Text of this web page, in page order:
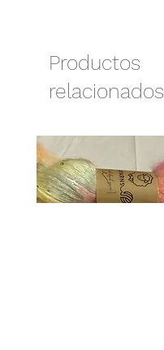
Productos
relacionados